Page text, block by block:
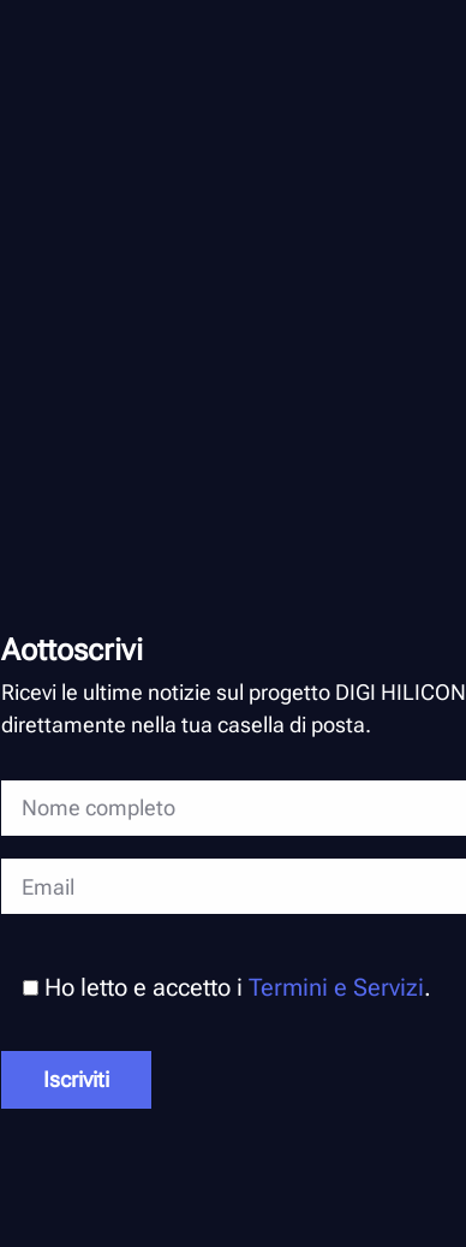
Aottoscrivi
Ricevi le ultime notizie sul progetto DIGI HILICON
direttamente nella tua casella di posta.
Ho letto e accetto i Termini e Servizi.